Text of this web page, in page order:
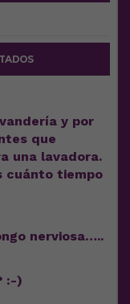
y por
que
una lavadora.
cuánto tiempo
nerviosa…..
:-)